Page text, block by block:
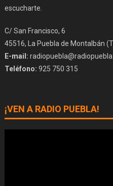
escucharte.
C/ San Francisco, 6
45516, La Puebla de Montalbán
E-mail:
Teléfono: 925 750 315
¡VEN A RADIO PUEBLA!